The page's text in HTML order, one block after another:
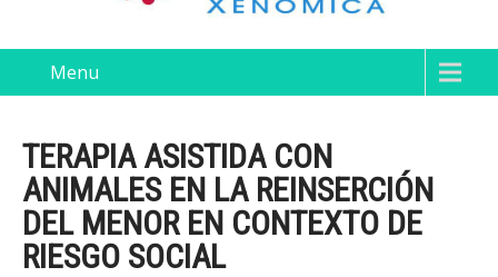
Menu
TERAPIA ASISTIDA CON
ANIMALES EN LA REINSERCIÓN
DEL MENOR EN CONTEXTO DE
RIESGO SOCIAL